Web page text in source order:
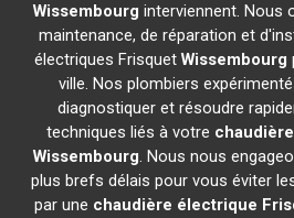
Wissembourg interviennent. Nous
maintenance, de réparation et
électriques Frisquet Wissembourg
ville. Nos plombiers
diagnostiquer et résoudre
techniques liés à votre
Wissembourg. Nous nous
plus brefs délais pour vous éviter
par une chaudière électrique